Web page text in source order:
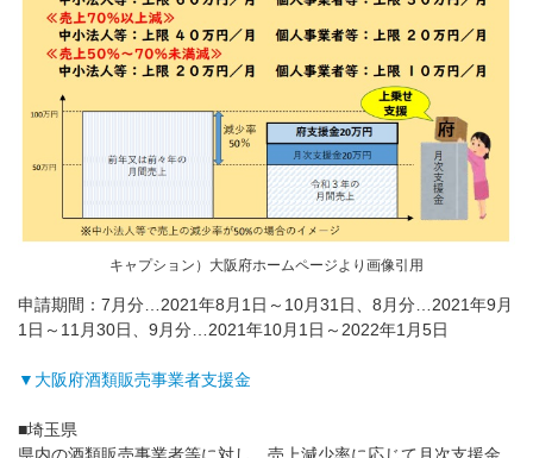
キャプション）大阪府ホームページより画像引用
申請期間：7月分…2021年8月1日～10月31日、8月分…2021年9月
1日～11月30日、9月分…2021年10月1日～2022年1月5日
▼大阪府酒類販売事業者支援金
■埼玉県
県内の酒類販売事業者等に対し、売上減少率に応じて月次支援金